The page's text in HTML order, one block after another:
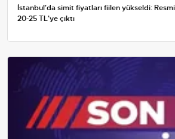
İstanbul'da simit fiyatları fiilen yükseldi:
20-25 TL'ye çıktı